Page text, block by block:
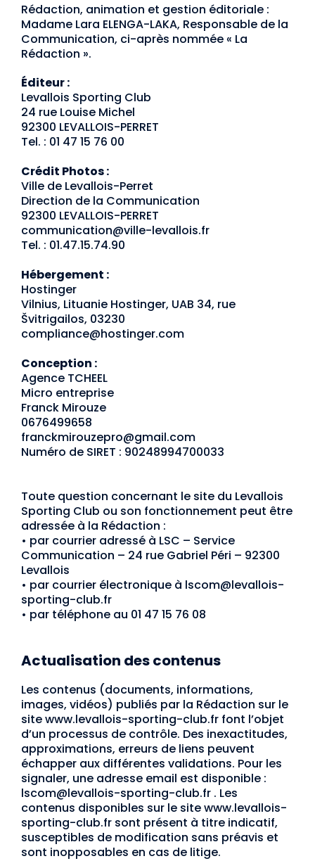
Rédaction, animation et gestion éditoriale :
Madame Lara ELENGA-LAKA, Responsable de la
Communication, ci-après nommée « La
Rédaction ».
Éditeur :
Levallois Sporting Club
24 rue Louise Michel
92300 LEVALLOIS-PERRET
Tel. : 01 47 15 76 00
Crédit Photos :
Ville de Levallois-Perret
Direction de la Communication
92300 LEVALLOIS-PERRET
communication@ville-levallois.fr
Tel. : 01.47.15.74.90
Hébergement :
Hostinger
Vilnius, Lituanie Hostinger, UAB 34, rue
Švitrigailos, 03230
compliance@hostinger.com
Conception :
Agence TCHEEL
Micro entreprise
Franck Mirouze
0676499658
franckmirouzepro@gmail.com
Numéro de SIRET : 90248994700033
Toute question concernant le site du Levallois
Sporting Club ou son fonctionnement peut être
adressée à la Rédaction :
• par courrier adressé à LSC – Service
Communication – 24 rue Gabriel Péri – 92300
Levallois
• par courrier électronique à lscom@levallois-
sporting-club.fr
• par téléphone au 01 47 15 76 08
Actualisation des contenus
Les contenus (documents, informations,
images, vidéos) publiés par la Rédaction sur le
site www.levallois-sporting-club.fr font l’objet
d’un processus de contrôle. Des inexactitudes,
approximations, erreurs de liens peuvent
échapper aux différentes validations. Pour les
signaler, une adresse email est disponible :
lscom@levallois-sporting-club.fr . Les
contenus disponibles sur le site www.levallois-
sporting-club.fr sont présent à titre indicatif,
susceptibles de modification sans préavis et
sont inopposables en cas de litige.